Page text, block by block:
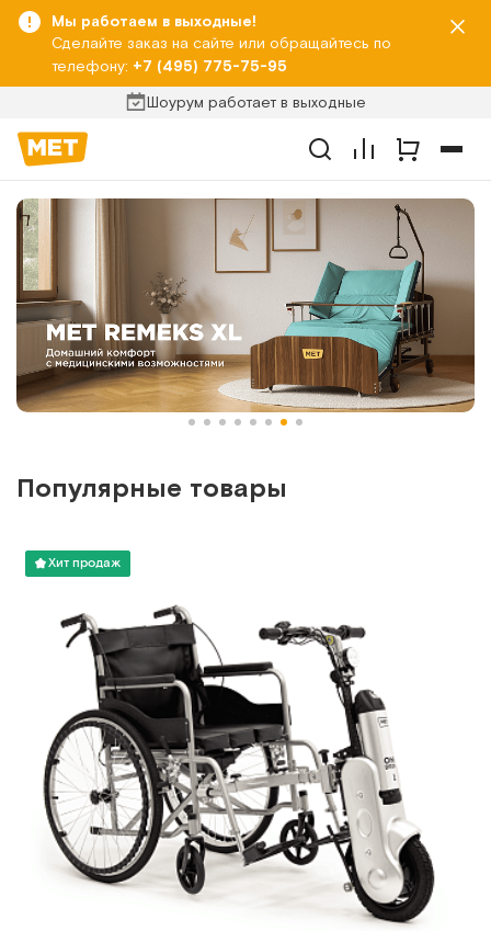
Мы работаем в выходные!
Сделайте заказ на сайте или обращайтесь по
телефону: +7 (495) 775-75-95
Шоурум работает в выходные
Популярные товары
Хит продаж